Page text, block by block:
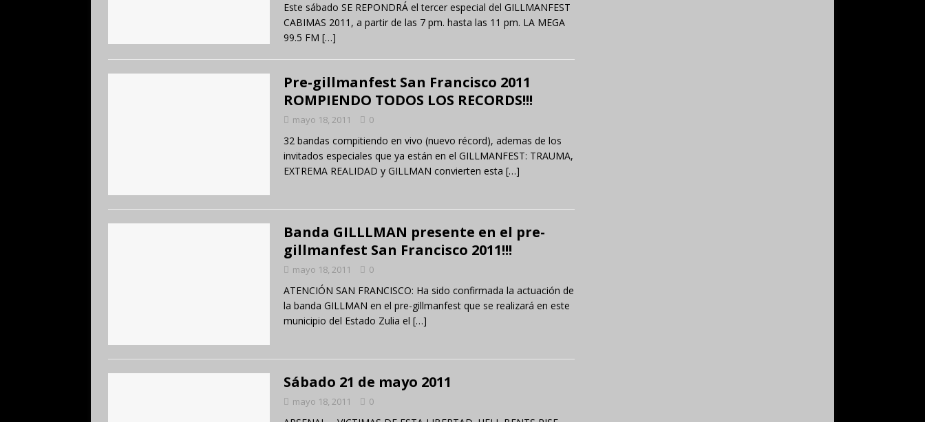
Este sábado SE REPONDRÁ el tercer especial del GILLMANFEST
CABIMAS 2011, a partir de las 7 pm. hasta las 11 pm. LA MEGA
99.5 FM […]
Pre-gillmanfest San Francisco 2011
ROMPIENDO TODOS LOS RECORDS!!!
mayo 18, 2011 0
32 bandas compitiendo en vivo (nuevo récord), ademas de los
invitados especiales que ya están en el GILLMANFEST: TRAUMA,
EXTREMA REALIDAD y GILLMAN convierten esta […]
Banda GILLLMAN presente en el pre-
gillmanfest San Francisco 2011!!!
mayo 18, 2011 0
ATENCIÓN SAN FRANCISCO: Ha sido confirmada la actuación de
la banda GILLMAN en el pre-gillmanfest que se realizará en este
municipio del Estado Zulia el […]
Sábado 21 de mayo 2011
mayo 18, 2011 0